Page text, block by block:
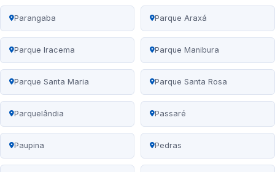
Parangaba Parque Araxá
Parque Iracema Parque Manibura
Parque Santa Maria Parque Santa Rosa
Parquelândia Passaré
Paupina Pedras